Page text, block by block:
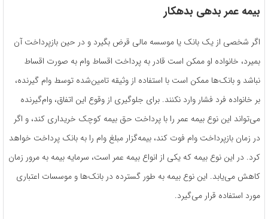
بیمه عمر بدهی بدهکار
اگر شخصی از یک بانک یا موسسه مالی قرض بگیرد و در حین بازپرداخت آن
بمیرد، خانواده او ممکن است قادر به پرداخت اقساط وام به صورت اقساط
نباشد و بانک‌ها ممکن است با استفاده از وثیقه تامین‌شده توسط وام‌ گیرنده،
بر خانواده فرد فشار وارد نکنند. برای جلوگیری از وقوع این اتفاق، وام‌گیرنده
می‌تواند این نوع بیمه عمر را با پرداخت حق بیمه کوچک خریداری کند، و اگر
در زمان بازپرداخت وام فوت کند، بیمه‌‎گزار مبلغ وام را به بانک پرداخت خواهد
کرد. در این نوع بیمه که یکی از انواع بیمه عمر است، سرمایه بیمه به مرور زمان
کاهش می‌یابد. این نوع بیمه به طور گسترده در بانک‌ها و موسسات اعتباری
مورد استفاده قرار می‌گیرد.